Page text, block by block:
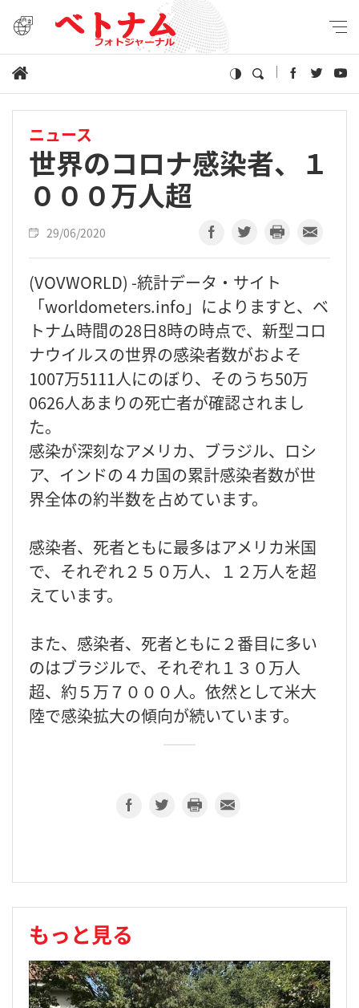
ニュース
世界のコロナ感染者、１
０００万人超
29/06/2020
(VOVWORLD) -統計データ・サイト
「worldometers.info」によりますと、ベ
トナム時間の28日8時の時点で、新型コロ
ナウイルスの世界の感染者数がおよそ
1007万5111人にのぼり、そのうち50万
0626人あまりの死亡者が確認されまし
た。
感染が深刻なアメリカ、ブラジル、ロシ
ア、インドの４カ国の累計感染者数が世
界全体の約半数を占めています。
感染者、死者ともに最多はアメリカ米国
で、それぞれ２５０万人、１２万人を超
えています。
また、感染者、死者ともに２番目に多い
のはブラジルで、それぞれ１３０万人
超、約５万７０００人。依然として米大
陸で感染拡大の傾向が続いています。
もっと見る